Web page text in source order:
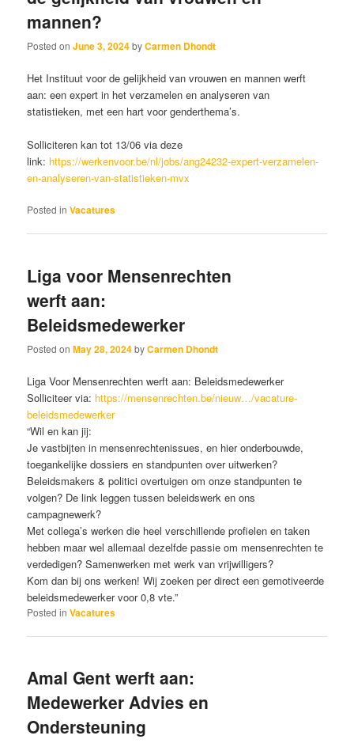
mannen?
Posted onJune 3, 2024byCarmen Dhondt
Het Instituut voor de gelijkheid van vrouwen en mannen werft
aan: een expert in het verzamelen en analyseren van
statistieken, met een hart voor genderthema’s.
Solliciteren kan tot 13/06 via deze
link: https://werkenvoor.be/nl/jobs/ang24232-expert-verzamelen-
en-analyseren-van-statistieken-mvx
Posted in Vacatures
Liga voor Mensenrechten
werft aan:
Beleidsmedewerker
Posted onMay 28, 2024byCarmen Dhondt
Liga Voor Mensenrechten werft aan: Beleidsmedewerker
Solliciteer via: https://mensenrechten.be/nieuw…/vacature-
beleidsmedewerker
“Wil en kan jij:
Je vastbijten in mensenrechtenissues, en hier onderbouwde,
toegankelijke dossiers en standpunten over uitwerken?
Beleidsmakers & politici overtuigen om onze standpunten te
volgen? De link leggen tussen beleidswerk en ons
campagnewerk?
Met collega’s werken die heel verschillende profielen en taken
hebben maar wel allemaal dezelfde passie om mensenrechten te
verdedigen? Samenwerken met werk van vrijwilligers?
Kom dan bij ons werken! Wij zoeken per direct een gemotiveerde
beleidsmedewerker voor 0,8 vte.”
Posted in Vacatures
Amal Gent werft aan:
Medewerker Advies en
Ondersteuning